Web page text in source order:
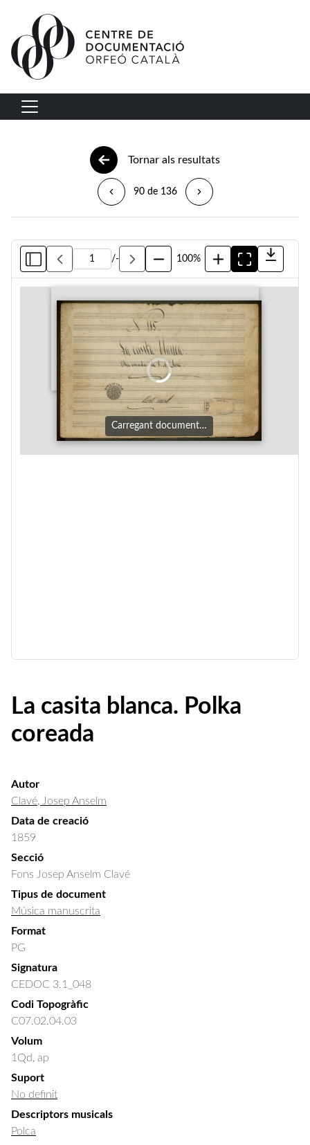
Vés al contingut
Navegació principal
Tornar als resultats
90 de 136
/- 100%
Carregant document…
La casita blanca. Polka
coreada
Autor
Clavé, Josep Anselm
Data de creació
1859
Secció
Fons Josep Anselm Clavé
Tipus de document
Música manuscrita
Format
PG
Signatura
CEDOC 3.1_048
Codi Topogràfic
C07.02.04.03
Volum
1Qd, ap
Suport
No definit
Descriptors musicals
Polca